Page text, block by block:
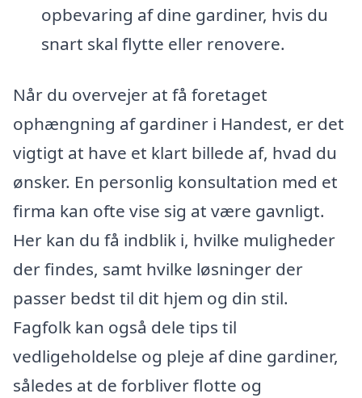
opbevaring af dine gardiner, hvis du
snart skal flytte eller renovere.
Når du overvejer at få foretaget
ophængning af gardiner i Handest, er det
vigtigt at have et klart billede af, hvad du
ønsker. En personlig konsultation med et
firma kan ofte vise sig at være gavnligt.
Her kan du få indblik i, hvilke muligheder
der findes, samt hvilke løsninger der
passer bedst til dit hjem og din stil.
Fagfolk kan også dele tips til
vedligeholdelse og pleje af dine gardiner,
således at de forbliver flotte og